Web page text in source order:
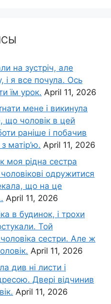
на зустріч, але
і я все почула. Ось
їм урок. April 11, 2026
мене і викинула
що чоловік в цей
раніше і побачив
матір’ю. April 11, 2026
моя рідна сестра
одружитися
що на це
April 11, 2026
в будинок, і трохи
Той
сестри. Але ж
April 11, 2026
див ні листи і
Двері відчинив
April 11, 2026